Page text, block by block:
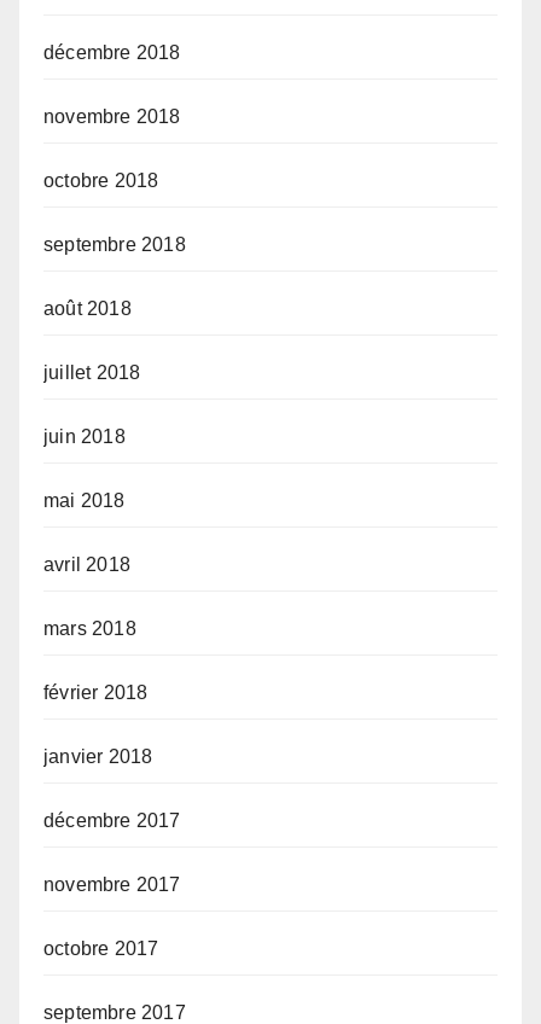
décembre 2018
novembre 2018
octobre 2018
septembre 2018
août 2018
juillet 2018
juin 2018
mai 2018
avril 2018
mars 2018
février 2018
janvier 2018
décembre 2017
novembre 2017
octobre 2017
septembre 2017